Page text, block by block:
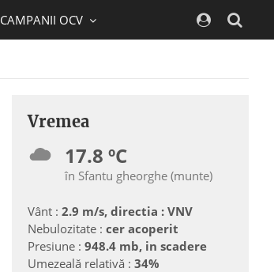
CAMPANII OCV
Vremea
17.8 ºC
în Sfantu gheorghe (munte)
Vânt : 2.9 m/s, directia : VNV
Nebulozitate : cer acoperit
Presiune : 948.4 mb, in scadere
Umezeală relativă : 34%